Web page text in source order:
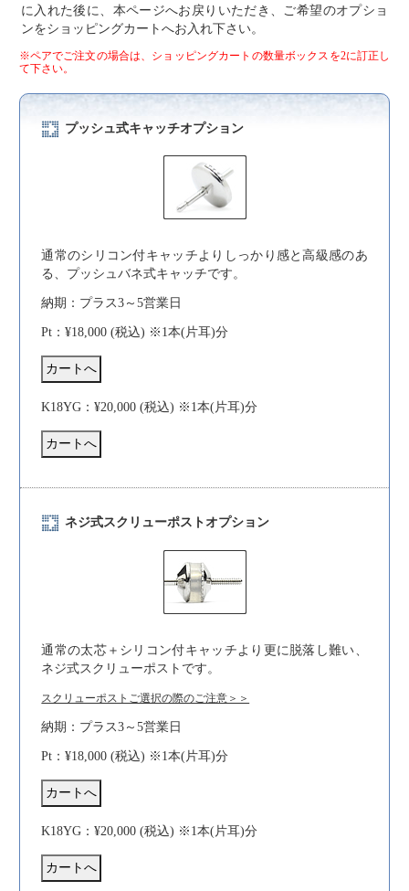
に入れた後に、本ページへお戻りいただき、ご希望のオプショ
ンをショッピングカートへお入れ下さい。
※ペアでご注文の場合は、ショッピングカートの数量ボックスを2に訂正し
て下さい。
プッシュ式キャッチオプション
通常のシリコン付キャッチよりしっかり感と高級感のあ
る、プッシュバネ式キャッチです。
納期：プラス3～5営業日
Pt：¥18,000 (税込) ※1本(片耳)分
K18YG：¥20,000 (税込) ※1本(片耳)分
ネジ式スクリューポストオプション
通常の太芯＋シリコン付キャッチより更に脱落し難い、
ネジ式スクリューポストです。
スクリューポストご選択の際のご注意＞＞
納期：プラス3～5営業日
Pt：¥18,000 (税込) ※1本(片耳)分
K18YG：¥20,000 (税込) ※1本(片耳)分